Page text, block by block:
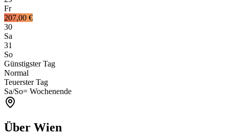
Fr
207,00 €
30
Sa
31
So
Günstigster Tag
Normal
Teuerster Tag
Sa/So= Wochenende
Über Wien